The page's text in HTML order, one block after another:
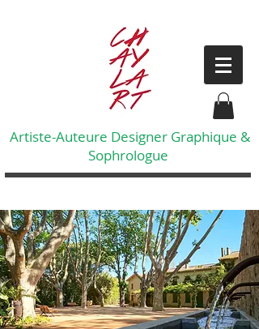
Artiste-Auteure Designer Graphique &
Sophrologue